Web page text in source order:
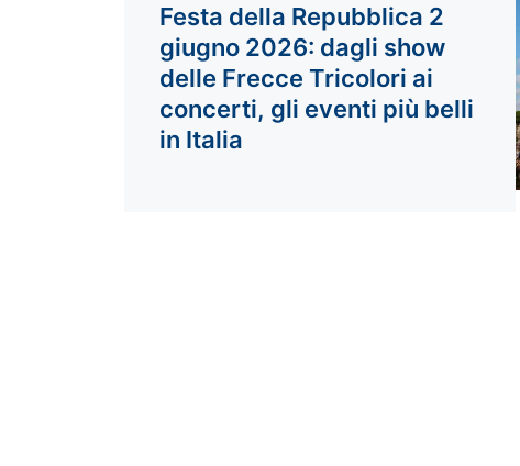
Festa della Repubblica 2
giugno 2026: dagli show
delle Frecce Tricolori ai
concerti, gli eventi più belli
in Italia